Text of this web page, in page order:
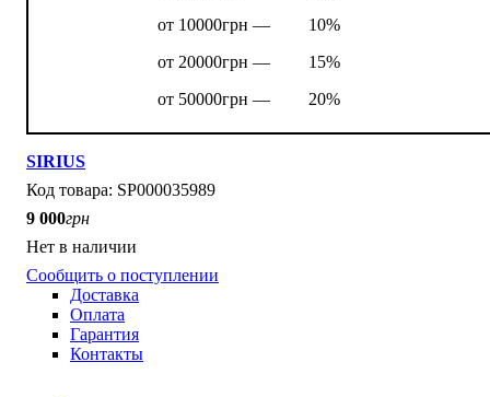
от 10000грн —
10%
от 20000грн —
15%
от 50000грн —
20%
SIRIUS
SP000035989
9 000грн
Нет в наличии
Сообщить о поступлении
Доставка
Оплата
Гарантия
Контакты